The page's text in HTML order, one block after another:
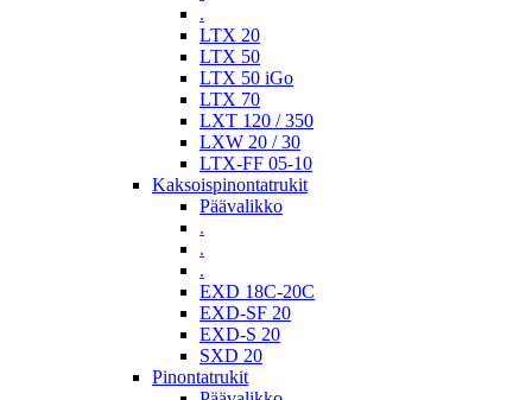
.
LTX 20
LTX 50
LTX 50 iGo
LTX 70
LXT 120 / 350
LXW 20 / 30
LTX-FF 05-10
Kaksoispinontatrukit
Päävalikko
.
.
.
EXD 18C-20C
EXD-SF 20
EXD-S 20
SXD 20
Pinontatrukit